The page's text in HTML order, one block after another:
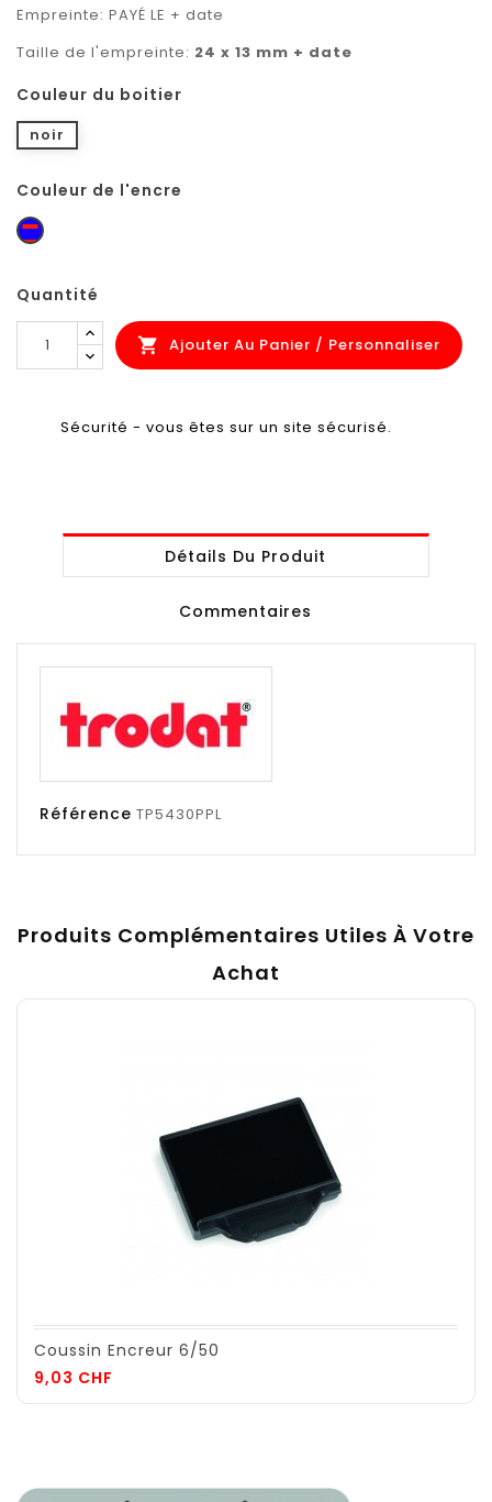
Empreinte: PAYÉ LE + date
Taille de l'empreinte: 24 x 13 mm + date
Couleur du boitier
noir
Couleur de l'encre
bleu-
rouge
Quantité
 Ajouter Au Panier / Personnaliser
Sécurité - vous êtes sur un site sécurisé.
Détails Du Produit
Commentaires
Référence TP5430PPL
Produits Complémentaires Utiles À Votre
Achat
Coussin Encreur 6/50
9,03 CHF